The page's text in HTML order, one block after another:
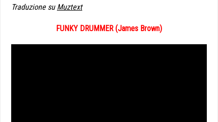
Traduzione su Muztext
FUNKY DRUMMER (James Brown)